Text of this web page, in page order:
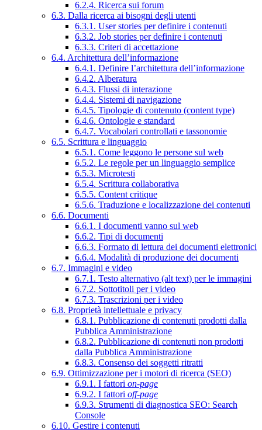
6.2.4. Ricerca sui forum
6.3. Dalla ricerca ai bisogni degli utenti
6.3.1. User stories per definire i contenuti
6.3.2. Job stories per definire i contenuti
6.3.3. Criteri di accettazione
6.4. Architettura dell’informazione
6.4.1. Definire l’architettura dell’informazione
6.4.2. Alberatura
6.4.3. Flussi di interazione
6.4.4. Sistemi di navigazione
6.4.5. Tipologie di contenuto (content type)
6.4.6. Ontologie e standard
6.4.7. Vocabolari controllati e tassonomie
6.5. Scrittura e linguaggio
6.5.1. Come leggono le persone sul web
6.5.2. Le regole per un linguaggio semplice
6.5.3. Microtesti
6.5.4. Scrittura collaborativa
6.5.5. Content critique
6.5.6. Traduzione e localizzazione dei contenuti
6.6. Documenti
6.6.1. I documenti vanno sul web
6.6.2. Tipi di documenti
6.6.3. Formato di lettura dei documenti elettronici
6.6.4. Modalità di produzione dei documenti
6.7. Immagini e video
6.7.1. Testo alternativo (alt text) per le immagini
6.7.2. Sottotitoli per i video
6.7.3. Trascrizioni per i video
6.8. Proprietà intellettuale e privacy
6.8.1. Pubblicazione di contenuti prodotti dalla
Pubblica Amministrazione
6.8.2. Pubblicazione di contenuti non prodotti
dalla Pubblica Amministrazione
6.8.3. Consenso dei soggetti ritratti
6.9. Ottimizzazione per i motori di ricerca (SEO)
6.9.1. I fattori on-page
6.9.2. I fattori off-page
6.9.3. Strumenti di diagnostica SEO: Search
Console
6.10. Gestire i contenuti